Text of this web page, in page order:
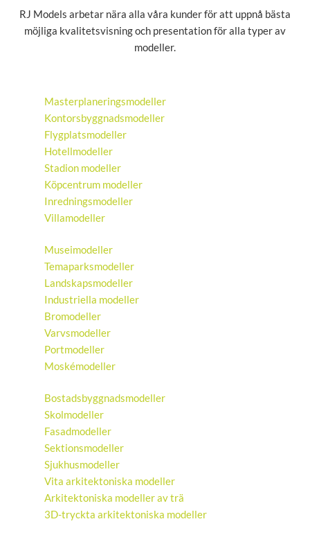
RJ Models arbetar nära alla våra kunder för att uppnå bästa
möjliga kvalitetsvisning och presentation för alla typer av
modeller.
Masterplaneringsmodeller
Kontorsbyggnadsmodeller
Flygplatsmodeller
Hotellmodeller
Stadion modeller
Köpcentrum modeller
Inredningsmodeller
Villamodeller
Museimodeller
Temaparksmodeller
Landskapsmodeller
Industriella modeller
Bromodeller
Varvsmodeller
Portmodeller
Moskémodeller
Bostadsbyggnadsmodeller
Skolmodeller
Fasadmodeller
Sektionsmodeller
Sjukhusmodeller
Vita arkitektoniska modeller
Arkitektoniska modeller av trä
3D-tryckta arkitektoniska modeller